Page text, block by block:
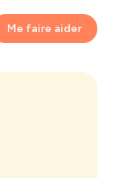
Me faire aider